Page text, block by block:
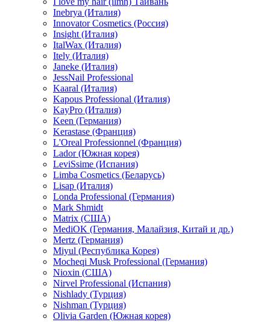
Inebrya (Италия)
Innovator Cosmetics (Россия)
Insight (Италия)
ItalWax (Италия)
Itely (Италия)
Janeke (Италия)
JessNail Professional
Kaaral (Италия)
Kapous Professional (Италия)
KayPro (Италия)
Keen (Германия)
Kerastase (Франция)
L'Oreal Professionnel (Франция)
Lador (Южная корея)
LeviSsime (Испания)
Limba Cosmetics (Беларусь)
Lisap (Италия)
Londa Professional (Германия)
Mark Shmidt
Matrix (США)
MediOK (Германия, Малайзия, Китай и др.)
Mertz (Германия)
Miyul (Республика Корея)
Mocheqi Musk Professional (Германия)
Nioxin (США)
Nirvel Professional (Испания)
Nishlady (Турция)
Nishman (Турция)
Olivia Garden (Южная корея)